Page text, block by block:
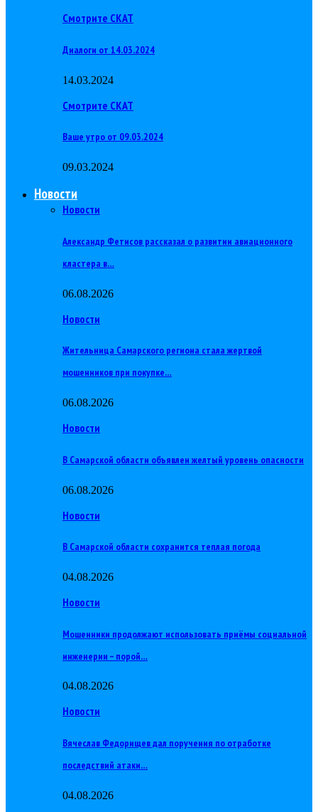
Смотрите СКАТ
Диалоги от 14.03.2024
14.03.2024
Смотрите СКАТ
Ваше утро от 09.03.2024
09.03.2024
Новости
Новости
Александр Фетисов рассказал о развитии авиационного
кластера в…
06.08.2026
Новости
Жительница Самарского региона стала жертвой
мошенников при покупке…
06.08.2026
Новости
В Самарской области объявлен желтый уровень опасности
06.08.2026
Новости
В Самарской области сохранится теплая погода
04.08.2026
Новости
Мошенники продолжают использовать приёмы социальной
инженерии – порой…
04.08.2026
Новости
Вячеслав Федорищев дал поручения по отработке
последствий атаки…
04.08.2026